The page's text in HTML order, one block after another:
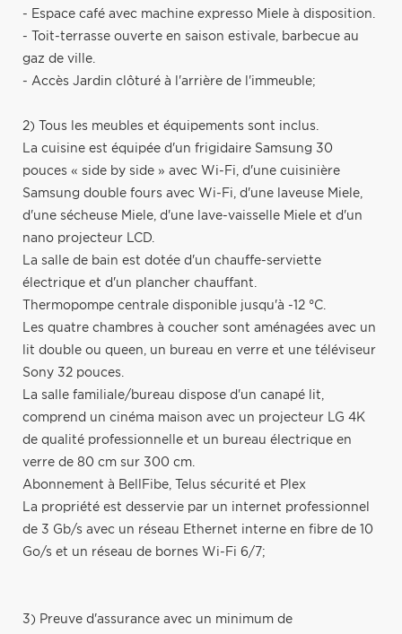
- Espace café avec machine expresso Miele à disposition.
- Toit-terrasse ouverte en saison estivale, barbecue au
gaz de ville.
- Accès Jardin clôturé à l'arrière de l'immeuble;
2) Tous les meubles et équipements sont inclus.
La cuisine est équipée d'un frigidaire Samsung 30
pouces « side by side » avec Wi-Fi, d'une cuisinière
Samsung double fours avec Wi-Fi, d'une laveuse Miele,
d'une sécheuse Miele, d'une lave-vaisselle Miele et d'un
nano projecteur LCD.
La salle de bain est dotée d'un chauffe-serviette
électrique et d'un plancher chauffant.
Thermopompe centrale disponible jusqu'à -12 °C.
Les quatre chambres à coucher sont aménagées avec un
lit double ou queen, un bureau en verre et une téléviseur
Sony 32 pouces.
La salle familiale/bureau dispose d'un canapé lit,
comprend un cinéma maison avec un projecteur LG 4K
de qualité professionnelle et un bureau électrique en
verre de 80 cm sur 300 cm.
Abonnement à BellFibe, Telus sécurité et Plex
La propriété est desservie par un internet professionnel
de 3 Gb/s avec un réseau Ethernet interne en fibre de 10
Go/s et un réseau de bornes Wi-Fi 6/7;
3) Preuve d'assurance avec un minimum de